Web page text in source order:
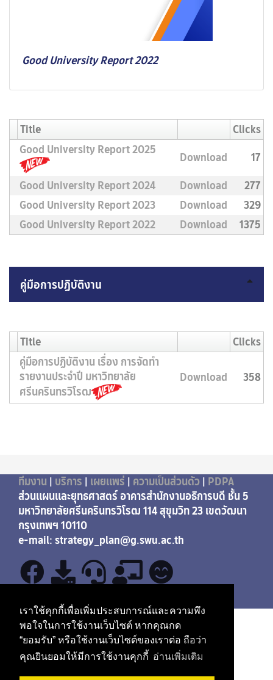
เราใช้คุกกี้เพื่อเพิ่มประสบการณ์และความพึง
พอใจในการใช้งานเว็บไซต์ หากคุณกด
“ยอมรับ” หรือใช้งานเว็บไซต์ของเราต่อ ถือว่า
คุณยินยอมให้มีการใช้งานคุกกี้ อ่านเพิ่มเติม
Good University Report 2022
Title
Clicks
Good University Report 2025
Download
17
Good University Report 2024
Download
277
Good University Report 2023
Download
329
Good University Report 2022
Download 1375
คู่มือการปฏิบัติงาน
Title
Clicks
คู่มือการปฏิบัติงาน เรื่อง การจัดทำ
รายงานประจำปี มหาวิทยาลัย
ศรีนครินทรวิโรฒ
Download 358
ทีมงาน| บริการ | เผยแพร่ | ความเป็นส่วนตัว| PDPA
ส่วนแผนและยุทธศาสตร์ อาคารสำนักงานอธิการบดี ชั้น 5
มหาวิทยาลัยศรีนครินทรวิโรฒ 114 สุขุมวิท 23 เขตวัฒนา
กรุงเทพฯ 10110
e-mail: strategy_plan@g.swu.ac.th